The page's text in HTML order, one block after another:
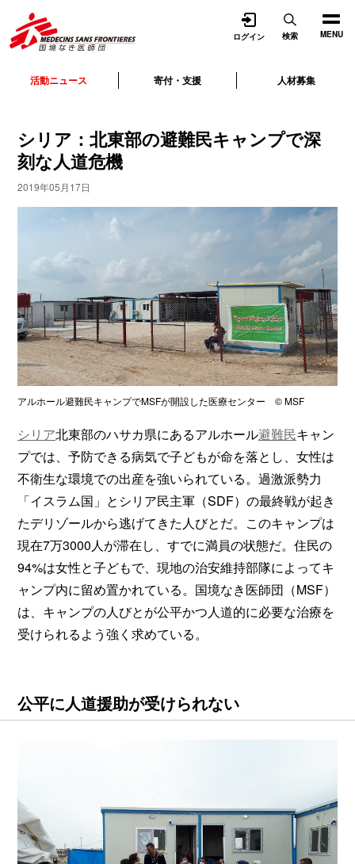
MENU
活動ニュース 寄付・支援 人材募集
ログイン 検索
シリア：北東部の避難民キャンプで深
刻な人道危機
2019年05月17日
アルホール避難民キャンプでMSFが開設した医療センター © MSF
シリア北東部のハサカ県にあるアルホール避難民キャン
プでは、予防できる病気で子どもが命を落とし、女性は
不衛生な環境での出産を強いられている。過激派勢力
「イスラム国」とシリア民主軍（SDF）の最終戦が起き
たデリゾールから逃げてきた人びとだ。このキャンプは
現在7万3000人が滞在し、すでに満員の状態だ。住民の
94%は女性と子どもで、現地の治安維持部隊によってキ
ャンプ内に留め置かれている。国境なき医師団（MSF）
は、キャンプの人びとが公平かつ人道的に必要な治療を
受けられるよう強く求めている。
公平に人道援助が受けられない